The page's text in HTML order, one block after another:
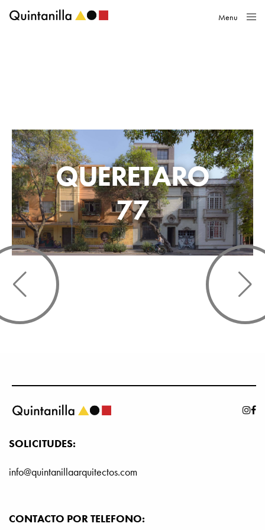
Menu
QUERETARO
77
SOLICITUDES:
info@quintanillaarquitectos.com
CONTACTO POR TELEFONO: